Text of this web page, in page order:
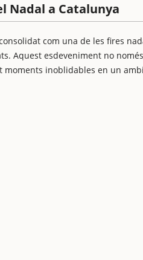
Nadal a Catalunya
consolidat com una de les fires
Aquest esdeveniment no
moments inoblidables en un